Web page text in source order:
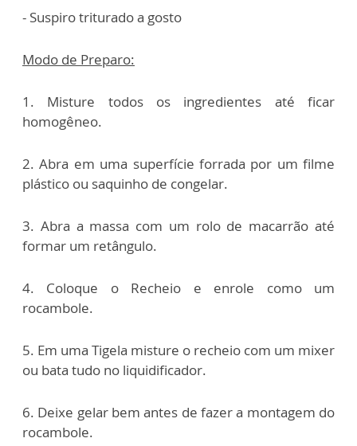
- Suspiro triturado a gosto
Modo de Preparo:
1. Misture todos os ingredientes até ficar
homogêneo.
2. Abra em uma superfície forrada por um filme
plástico ou saquinho de congelar.
3. Abra a massa com um rolo de macarrão até
formar um retângulo.
4. Coloque o Recheio e enrole como um
rocambole.
5. Em uma Tigela misture o recheio com um mixer
ou bata tudo no liquidificador.
6. Deixe gelar bem antes de fazer a montagem do
rocambole.